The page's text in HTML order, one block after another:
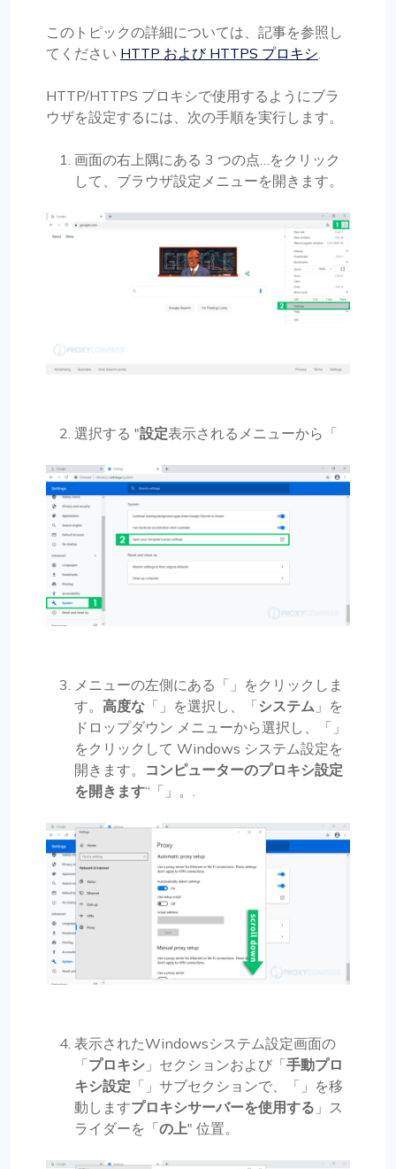
このトピックの詳細については、記事を参照し
てください HTTP および HTTPS プロキシ
HTTP/HTTPS プロキシで使用するようにブラ
ウザを設定するには、次の手順を実行します。
画面の右上隅にある 3 つの点…をクリック
して、ブラウザ設定メニューを開きます。
選択する "設定表示されるメニューから「
メニューの左側にある「」をクリックしま
す。 高度な 「」を選択し、「システム 」を
ドロップダウン メニューから選択し、「」
をクリックして Windows システム設定を
開きます。 コンピューターのプロキシ設定
を開きます“「」。.
表示されたWindowsシステム設定画面の
「プロキシ 」セクションおよび「手動プロ
キシ設定 「」サブセクションで、「」を移
動しますプロキシサーバーを使用する 」ス
ライダーを「の上" 位置。